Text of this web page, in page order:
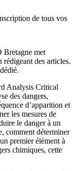
de tous vos
Bretagne met
rédigeant des articles.
Analysis Critical
des dangers,
d’apparition et
les mesures de
le danger à un
comment déterminer
premier élément à
chimiques, cette